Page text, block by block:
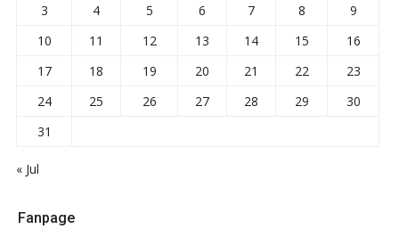
3
4 5 6 7 8
9
10
11 12 13 14 15
16
17
18 19 20 21 22
23
24
25 26 27 28 29
30
31
« Jul
Fanpage